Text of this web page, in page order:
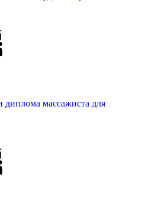
массажиста для